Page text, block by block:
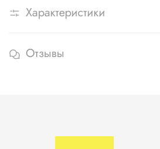
Характеристики
Отзывы